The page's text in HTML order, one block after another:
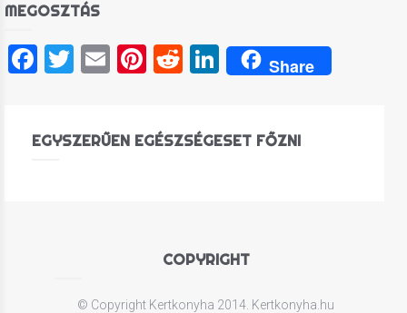
MEGOSZTÁS
Facebook
Twitter
EmailPinterest
RedditLinkedIn
Share
EGYSZERŰEN EGÉSZSÉGESET FŐZNI
COPYRIGHT
© Copyright Kertkonyha 2014. Kertkonyha.hu